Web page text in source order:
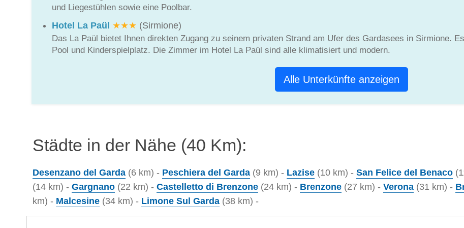
und Liegestühlen sowie eine Poolbar.
Hotel La Paül ★★★ (Sirmione)
Das La Paül bietet Ihnen direkten Zugang zu seinem privaten Strand am Ufer des Gardasees in Sirmione.
Pool und Kinderspielplatz. Die Zimmer im Hotel La Paül sind alle klimatisiert und modern.
Alle Unterkünfte anzeigen
Städte in der Nähe (40 Km):
Desenzano del Garda (6 km) - Peschiera del Garda (9 km) - Lazise (10 km) - San Felice del Benaco
(14 km) - Gargnano (22 km) - Castelletto di Brenzone (24 km) - Brenzone (27 km) - Verona (31 km) -
km) - Malcesine (34 km) - Limone Sul Garda (38 km) -